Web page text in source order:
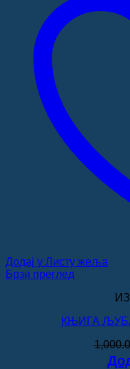
Додај у Листу жеља
Брзи преглед
КЊИГА